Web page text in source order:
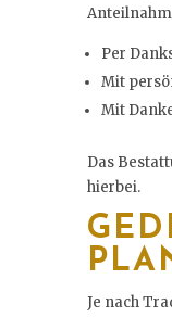
Per
Mit
Mit
Das
hierbei.
Je nach